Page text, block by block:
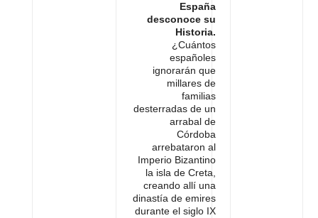
España
desconoce su
Historia.
¿Cuántos
españoles
ignorarán que
millares de
familias
desterradas de un
arrabal de
Córdoba
arrebataron al
Imperio Bizantino
la isla de Creta,
creando allí una
dinastía de emires
durante el siglo IX